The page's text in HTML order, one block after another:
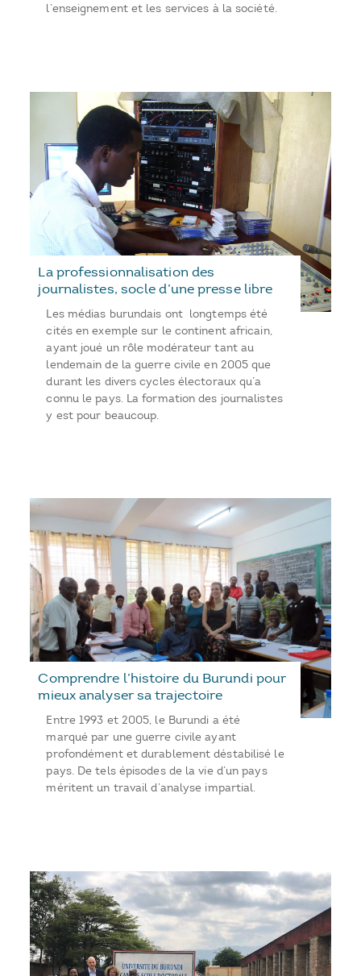
l’enseignement et les services à la société.
La professionnalisation des
journalistes, socle d’une presse libre
Les médias burundais ont longtemps été
cités en exemple sur le continent africain,
ayant joué un rôle modérateur tant au
lendemain de la guerre civile en 2005 que
durant les divers cycles électoraux qu’a
connu le pays. La formation des journalistes
y est pour beaucoup.
Comprendre l’histoire du Burundi pour
mieux analyser sa trajectoire
Entre 1993 et 2005, le Burundi a été
marqué par une guerre civile ayant
profondément et durablement déstabilisé le
pays. De tels épisodes de la vie d’un pays
méritent un travail d’analyse impartial.